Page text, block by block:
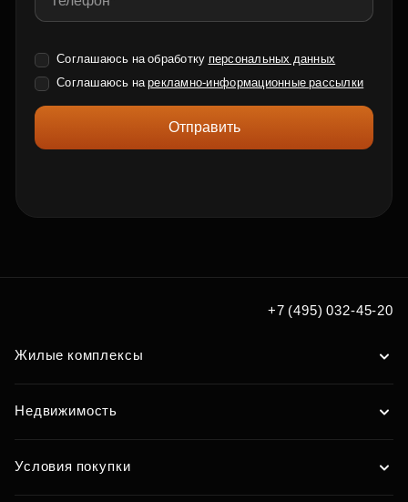
Соглашаюсь на обработку персональных данных
Соглашаюсь нарекламно-информационные рассылки
Отправить
+7 (495) 032-45-20
Жилые комплексы
Недвижимость
Условия покупки